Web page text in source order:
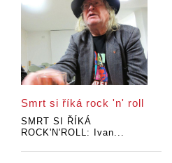
Smrt si říká rock 'n' roll
SMRT SI ŘÍKÁ
ROCK'N'ROLL: Ivan...